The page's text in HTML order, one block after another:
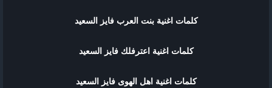
كلمات اغنية بنت العرب فايز السعيد
كلمات اغنية اعترفلك فايز السعيد
كلمات اغنية اهل الهوى فايز السعيد